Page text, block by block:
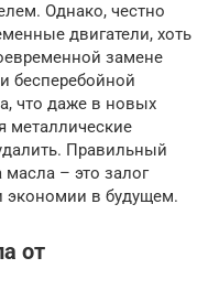
Однако, честно
двигатели, хоть
замене
бесперебойной
что даже в новых
металлические
Правильный
– это залог
экономии в будущем.
от